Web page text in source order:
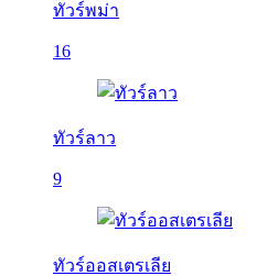
ทัวร์พม่า
16
ทัวร์ลาว
9
ทัวร์ออสเตรเลีย